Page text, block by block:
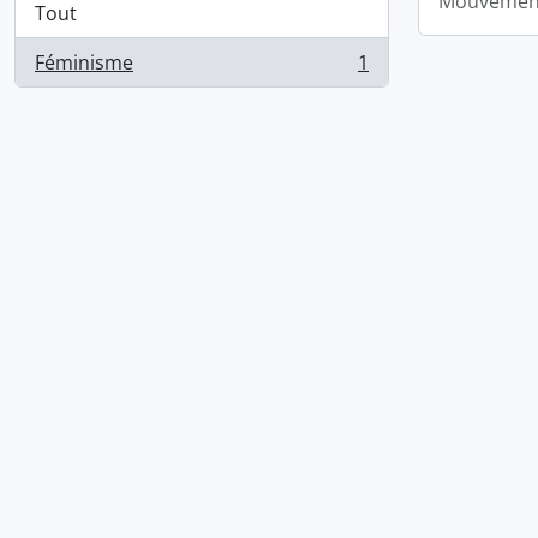
Tout
Féminisme
, 1 résultats 1